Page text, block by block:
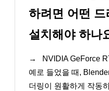
하려면 어떤
설치해야 하나
→
NVIDIA GeForce
예로 들었을 때,
더링이 원활하게 작동